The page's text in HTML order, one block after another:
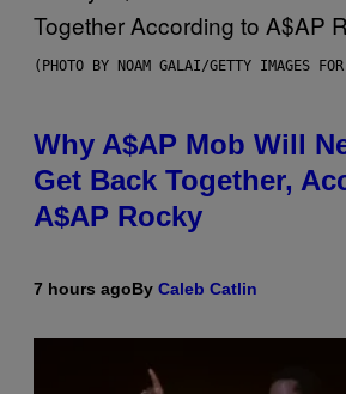
(PHOTO BY NOAM GALAI/GETTY IMAGES
Why A$AP Mob Will
Get Back Together,
A$AP Rocky
7 hours agoBy Caleb Catlin